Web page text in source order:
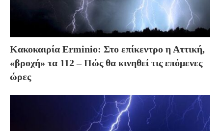
Κακοκαιρία Erminio: Στο επίκεντρο η Αττική,
«βροχή» τα 112 – Πώς θα κινηθεί τις επόμενες
ώρες